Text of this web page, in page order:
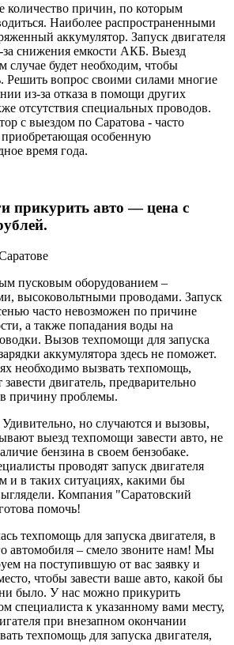
количество причин, по которым
Наиболее распространенными
аккумулятор. Запуск двигателя
за снижения емкости АКБ. Выезд
случае будет необходим, чтобы
Решить вопрос своими силами многие
из-за отказа в помощи других
отсутствия специальных проводов.
с выездом по Саратова - часто
приобретающая особенную
время года.
прикурить авто — цена с
пусковым оборудованием –
высоковольтными проводами. Запуск
часто невозможен по причине
а также попадания воды на
Вызов техпомощи для запуска
аккумулятора здесь не поможет.
необходимо вызвать техпомощь,
двигатель, предварительно
причину проблемы.
но случаются и вызовы,
выезд техпомощи завести авто, не
бензина в своем бензобаке.
проводят запуск двигателя
и в таких ситуациях, какими бы
Компания "Саратовский
помочь!
техпомощь для запуска двигателя, в
автомобиля – смело звоните нам! Мы
на поступившую от вас заявку и
чтобы завести ваше авто, какой бы
было. У нас можно прикурить
специалиста к указанному вами месту,
при внезапном окончании
техпомощь для запуска двигателя,